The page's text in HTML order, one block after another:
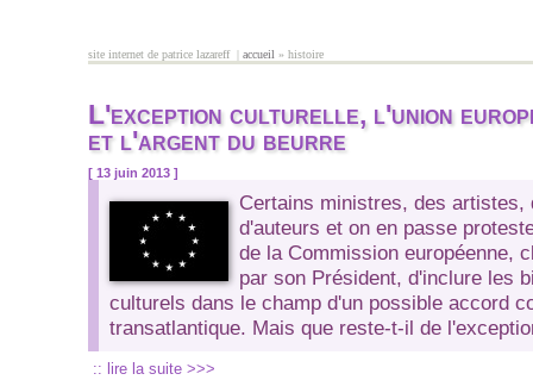
site internet de patrice lazareff |
vous êtes ici
accueil » histoire
L'exception culturelle, l'union
et l'argent du beurre
[ 13 juin 2013 ]
Certains ministres, des artistes,
d'auteurs et on en passe
de la Commission européenne,
par son Président, d'inclure les
culturels dans le champ d'un possible accord
transatlantique. Mais que reste-t-il de
:: lire la suite >>>